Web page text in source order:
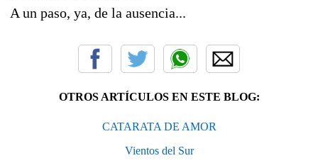
A un paso, ya, de la ausencia...
OTROS ARTÍCULOS EN ESTE BLOG:
CATARATA DE AMOR
Vientos del Sur